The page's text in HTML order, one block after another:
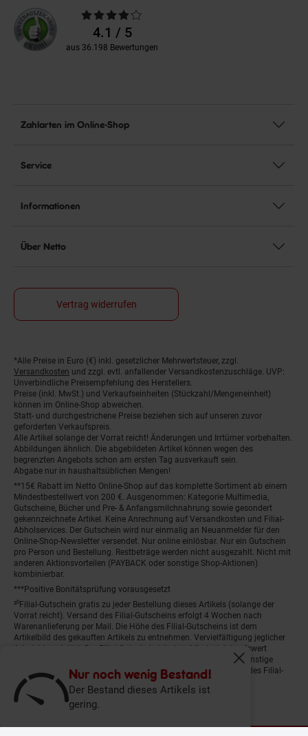
Nur noch wenig Bestand!
Der Bestand dieses Artikels ist
gering.
Fenster
Durchschnittliche
Bewertungen4.1 / 5
aus 36.198 Bewertungen
Zahlarten im Online-Shop
Service
Informationen
Über Netto
Vertrag widerrufen
Fußnoten
*Alle Preise in Euro (€) inkl. gesetzlicher Mehrwertsteuer, zzgl.
Versandkosten und zzgl. evtl. anfallender Versandkostenzuschläge. UVP:
Unverbindliche Preisempfehlung des Herstellers.
Preise (inkl. MwSt.) und Verkaufseinheiten (Stückzahl/Mengeneinheit)
können im Online-Shop abweichen.
Statt- und durchgestrichene Preise beziehen sich auf unseren zuvor
geforderten Verkaufspreis.
Alle Artikel solange der Vorrat reicht! Änderungen und Irrtümer vorbehalten.
Abbildungen ähnlich. Die abgebildeten Artikel können wegen des
begrenzten Angebots schon am ersten Tag ausverkauft sein.
Abgabe nur in haushaltsüblichen Mengen!
**15€ Rabatt im Netto Online-Shop auf das komplette Sortiment ab einem
Mindestbestellwert von 200 €. Ausgenommen: Kategorie Multimedia,
Gutscheine, Bücher und Pre- & Anfangsmilchnahrung sowie gesondert
gekennzeichnete Artikel. Keine Anrechnung auf Versandkosten und Filial-
Abholservices. Der Gutschein wird nur einmalig an Neuanmelder für den
Online-Shop-Newsletter versendet. Nur online einlösbar. Nur ein Gutschein
pro Person und Bestellung. Restbeträge werden nicht ausgezahlt. Nicht mit
anderen Aktionsvorteilen (PAYBACK oder sonstige Shop-Aktionen)
kombinierbar.
***Positive Bonitätsprüfung vorausgesetzt
²⁰Filial-Gutschein gratis zu jeder Bestellung dieses Artikels (solange der
Vorrat reicht). Versand des Filial-Gutscheins erfolgt 4 Wochen nach
Warenanlieferung per Mail. Die Höhe des Filial-Gutscheins ist dem
Artikelbild des gekauften Artikels zu entnehmen. Vervielfältigung jeglicher
Art nicht gestattet. Der Filial-Gutschein ist ohne Mindesteinkaufswert
einlösbar. Nicht mit anderen Aktionsvorteilen (PAYBACK oder sonstige
Shop-Aktionen) kombinierbar. Der jeweilige Gültigkeitszeitraum des Filial-
Gutscheins ist darauf vermerkt.